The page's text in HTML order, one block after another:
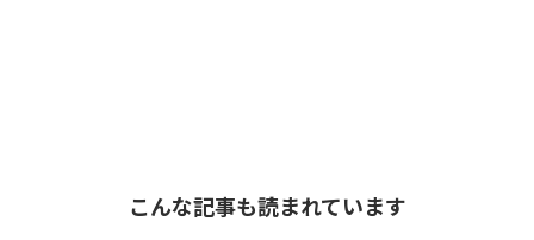
こんな記事も読まれています